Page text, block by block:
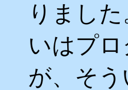
りまし
いはプ
が、そ